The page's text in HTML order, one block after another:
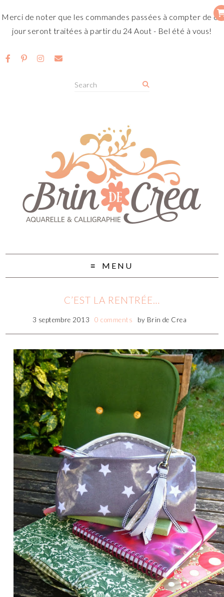
Merci de noter que les commandes passées à compter de ce
jour seront traitées à partir du 24 Aout - Bel été à vous!
MENU
C’EST LA RENTRÉE…
3 septembre 2013 0 comments by Brin de Crea